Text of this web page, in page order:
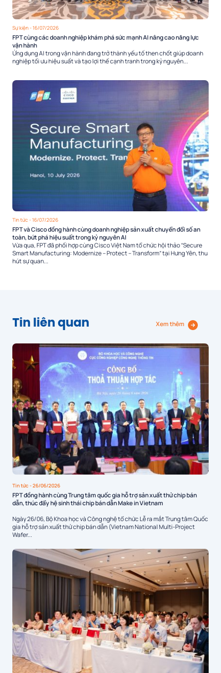
Sự kiện- 16/07/2026
FPT cùng các doanh nghiệp khám phá sức mạnh AI nâng cao năng lực
vận hành
Ứng dụng AI trong vận hành đang trở thành yếu tố then chốt giúp doanh
nghiệp tối ưu hiệu suất và tạo lợi thế cạnh tranh trong kỷ nguyên...
Tin tức - 16/07/2026
FPT và Cisco đồng hành cùng doanh nghiệp sản xuất chuyển đổi số an
toàn, bứt phá hiệu suất trong kỷ nguyên AI
Vừa qua, FPT đã phối hợp cùng Cisco Việt Nam tổ chức hội thảo “Secure
Smart Manufacturing: Modernize – Protect – Transform” tại Hưng Yên, thu
hút sự quan...
Tin liên quan Xem thêm
Tin tức- 26/06/2026
FPT đồng hành cùng Trung tâm quốc gia hỗ trợ sản xuất thử chip bán
dẫn, thúc đẩy hệ sinh thái chip bán dẫn Make in Vietnam
Ngày 26/06, Bộ Khoa học và Công nghệ tổ chức Lễ ra mắt Trung tâm Quốc
gia hỗ trợ sản xuất thử chip bán dẫn (Vietnam National Multi-Project
Wafer...